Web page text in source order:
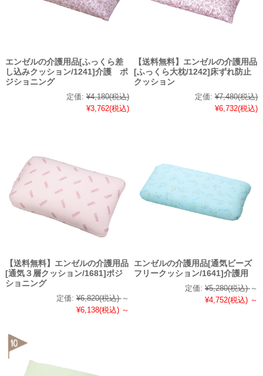
エンゼルの介護用品[ふっくら差
し込みクッション/1241]介護 ポ
ジショニング
定価: ¥4,180(税込)
¥3,762(税込)
【送料無料】エンゼルの介護用品
[ふっくら大枕/1242]床ずれ防止
クッション
定価: ¥7,480(税込)
¥6,732(税込)
【送料無料】エンゼルの介護用品
[通気３層クッション/1681]ポジ
ショニング
定価: ¥6,820(税込) ～
¥6,138(税込) ～
エンゼルの介護用品[通気ビーズ
フリークッション/1641]介護用
定価: ¥5,280(税込) ～
¥4,752(税込) ～